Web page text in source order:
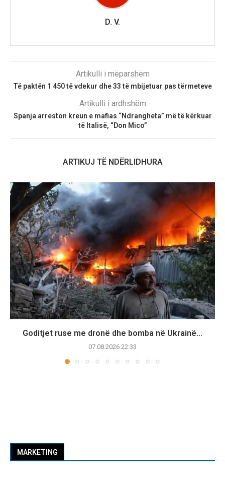
D. V.
Artikulli i mëparshëm
Të paktën 1 450 të vdekur dhe 33 të mbijetuar pas tërmeteve
Artikulli i ardhshëm
Spanja arreston kreun e mafias “Ndrangheta” më të kërkuar
të Italisë, “Don Mico”
ARTIKUJ TË NDËRLIDHURA
Goditjet ruse me dronë dhe bomba në Ukrainë...
07.08.2026 22:33
MARKETING